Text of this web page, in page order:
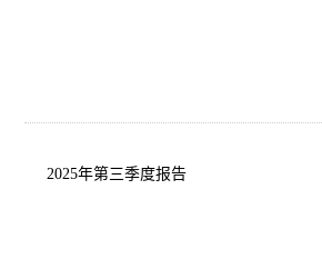
2025年第三季度报告